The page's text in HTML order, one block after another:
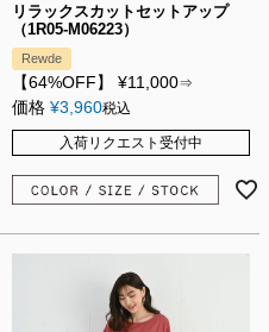
リラックスカットセットアップ
（1R05-M06223）
Rewde
【64%OFF】 ¥11,000⇒
価格 ¥3,960税込
入荷リクエスト受付中